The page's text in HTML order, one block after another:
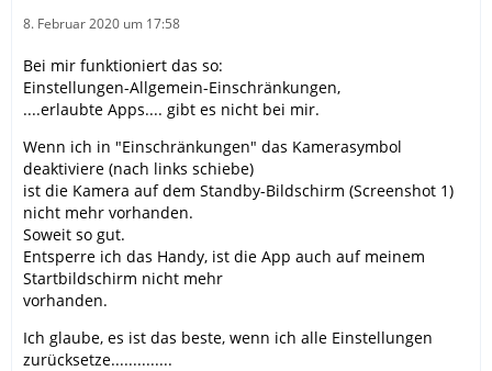
8. Februar 2020 um 17:58
Bei mir funktioniert das so:
Einstellungen-Allgemein-Einschränkungen,
....erlaubte Apps.... gibt es nicht bei mir.
Wenn ich in "Einschränkungen" das Kamerasymbol
deaktiviere (nach links schiebe)
ist die Kamera auf dem Standby-Bildschirm (Screenshot 1)
nicht mehr vorhanden.
Soweit so gut.
Entsperre ich das Handy, ist die App auch auf meinem
Startbildschirm nicht mehr
vorhanden.
Ich glaube, es ist das beste, wenn ich alle Einstellungen
zurücksetze..............